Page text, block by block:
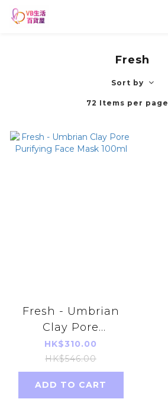
Fresh
Sort by
72 Items per page
Fresh - Umbrian
Clay Pore
Purifying Face
Mask 100ml
HK$310.00
HK$546.00
ADD TO CART